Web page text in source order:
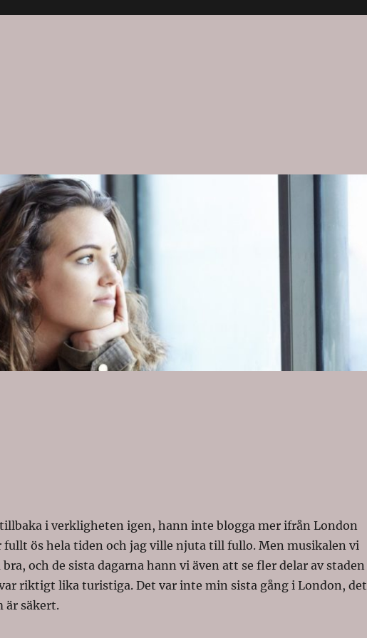
i verkligheten igen, hann inte blogga mer ifrån London
fullt ös hela tiden och jag ville njuta till fullo. Men musikalen vi
bra, och de sista dagarna hann vi även att se fler delar av staden
riktigt lika turistiga. Det var inte min sista gång i London, det
är säkert.